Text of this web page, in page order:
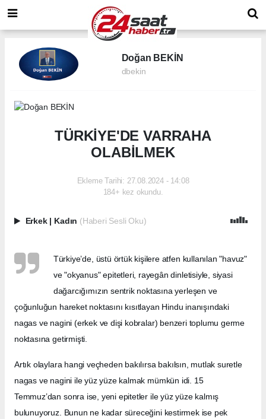
Doğan BEKİN
dbekin
TÜRKİYE'DE VARRAHA
OLABİLMEK
Ekleme Tarihi: 27.08.2024 - 14:08
184+ kez okundu.
Erkek Kadın (Haberi Sesli Oku)
Türkiye’de, üstü örtük kişilere atfen kullanılan "havuz"
ve "okyanus" epitetleri, rayegân dinletisiyle, siyasi
dağarcığımızın sentrik noktasına yerleşen ve
çoğunluğun hareket noktasını kısıtlayan Hindu inanışındaki
nagas ve nagini (erkek ve dişi kobralar) benzeri toplumu germe
noktasına getirmişti.
Artık olaylara hangi veçheden bakılırsa bakılsın, mutlak suretle
nagas ve nagini ile yüz yüze kalmak mümkün idi. 15
Temmuz’dan sonra ise, yeni epitetler ile yüz yüze kalmış
bulunuyoruz. Bunun ne kadar süreceğini kestirmek ise pek